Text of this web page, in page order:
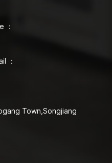
：
：
Town,Songjiang